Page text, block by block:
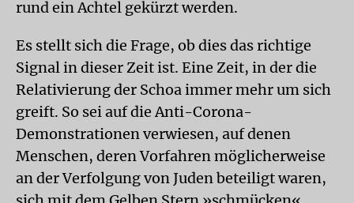
rund ein Achtel gekürzt werden.
Es stellt sich die Frage, ob dies das richtige
Signal in dieser Zeit ist. Eine Zeit, in der die
Relativierung der Schoa immer mehr um sich
greift. So sei auf die Anti-Corona-
Demonstrationen verwiesen, auf denen
Menschen, deren Vorfahren möglicherweise
an der Verfolgung von Juden beteiligt waren,